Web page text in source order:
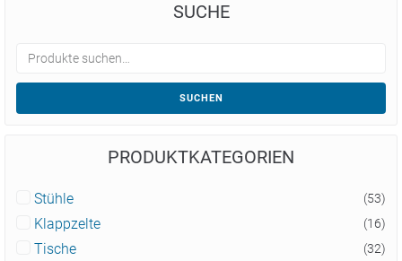
SUCHE
SUCHEN
PRODUKTKATEGORIEN
Stühle (53)
Klappzelte (16)
Tische (32)